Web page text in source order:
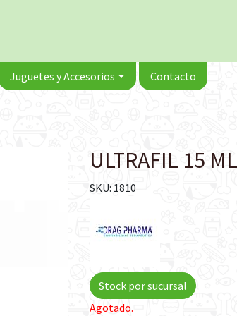
Juguetes y Accesorios Contacto
ULTRAFIL 15 ML
SKU: 1810
Stock por sucursal
Agotado.